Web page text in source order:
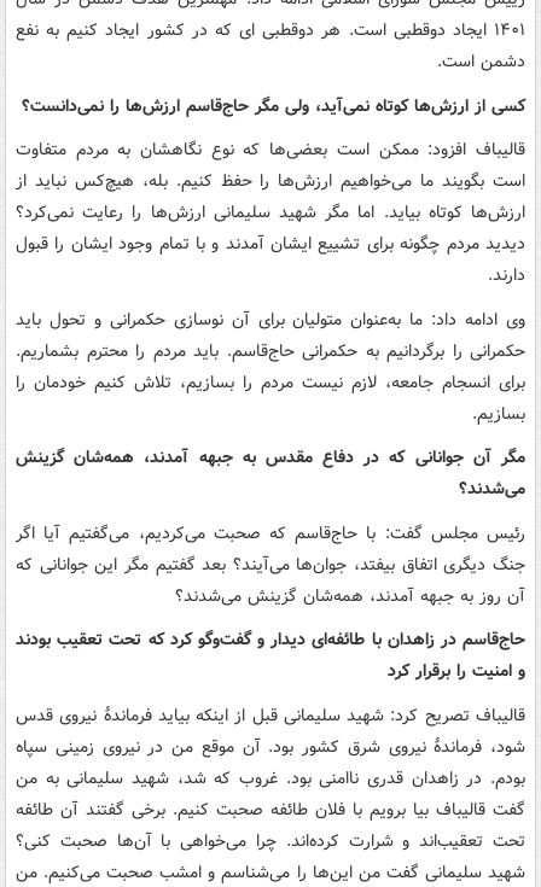
۱۴۰۱ ایجاد دوقطبی است. هر دوقطبی ای که در کشور ایجاد کنیم به نفع
دشمن است.
کسی از ارزش‌ها کوتاه نمی‌آید، ولی مگر حاج‌قاسم ارزش‌ها را نمی‌دانست؟
قالیباف افزود: ممکن است بعضی‌ها که نوع نگاهشان به مردم متفاوت
است بگویند ما می‌خواهیم ارزش‌ها را حفظ کنیم. بله، هیچ‌کس نباید از
ارزش‌‎ها کوتاه بیاید. اما مگر شهید سلیمانی ارزش‌ها را رعایت نمی‌کرد؟
دیدید مردم چگونه برای تشییع ایشان آمدند و با تمام وجود ایشان را قبول
دارند.
وی ادامه داد: ما به‌عنوان متولیان برای آن نوسازی حکمرانی و تحول باید
حکمرانی را برگردانیم به حکمرانی حاج‌قاسم. باید مردم را محترم بشماریم.
برای انسجام جامعه، لازم نیست مردم را بسازیم، تلاش کنیم خودمان را
بسازیم.
مگر آن جوانانی که در دفاع مقدس به جبهه آمدند، همه‌شان گزینش
می‌شدند؟
رئیس مجلس گفت: با حاج‌قاسم که صحبت می‌کردیم، می‌گفتیم آیا اگر
جنگ دیگری اتفاق بیفتد، جوان‌ها می‌آیند؟ بعد گفتیم مگر این جوانانی که
آن روز به جبهه آمدند، همه‌شان گزینش می‌شدند؟
حاج‌قاسم در زاهدان با طائفه‌ای دیدار و گفت‌وگو کرد که تحت تعقیب بودند
و امنیت را برقرار کرد
قالیباف تصریح کرد: شهید سلیمانی قبل از اینکه بیاید فرماندۀ نیروی قدس
شود، فرماندۀ نیروی شرق کشور بود. آن موقع من در نیروی زمینی سپاه
بودم. در زاهدان قدری ناامنی بود. غروب که شد، شهید سلیمانی به من
گفت قالیباف بیا برویم با فلان طائفه صحبت کنیم. برخی گفتند آن طائفه
تحت تعقیب‌اند و شرارت کرده‌اند. چرا می‌خواهی با آن‌ها صحبت کنی؟
شهید سلیمانی گفت من این‌ها را می‌شناسم و امشب صحبت می‌کنیم. من